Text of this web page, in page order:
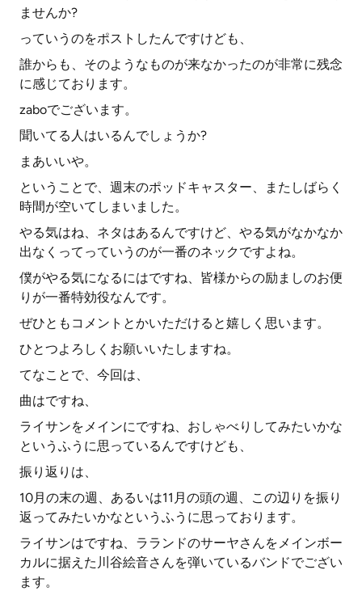
ませんか?
っていうのをポストしたんですけども、
誰からも、そのようなものが来なかったのが非常に残念
に感じております。
zaboでございます。
聞いてる人はいるんでしょうか?
まあいいや。
ということで、週末のポッドキャスター、またしばらく
時間が空いてしまいました。
やる気はね、ネタはあるんですけど、やる気がなかなか
出なくってっていうのが一番のネックですよね。
僕がやる気になるにはですね、皆様からの励ましのお便
りが一番特効役なんです。
ぜひともコメントとかいただけると嬉しく思います。
ひとつよろしくお願いいたしますね。
てなことで、今回は、
曲はですね、
ライサンをメインにですね、おしゃべりしてみたいかな
というふうに思っているんですけども、
振り返りは、
10月の末の週、あるいは11月の頭の週、この辺りを振り
返ってみたいかなというふうに思っております。
ライサンはですね、ラランドのサーヤさんをメインボー
カルに据えた川谷絵音さんを弾いているバンドでござい
ます。